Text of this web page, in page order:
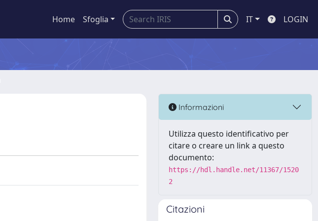
Home Sfoglia IT LOGIN
Informazioni
Utilizza questo identificativo per
citare o creare un link a questo
documento:
https://hdl.handle.net/11367/1520
2
Citazioni